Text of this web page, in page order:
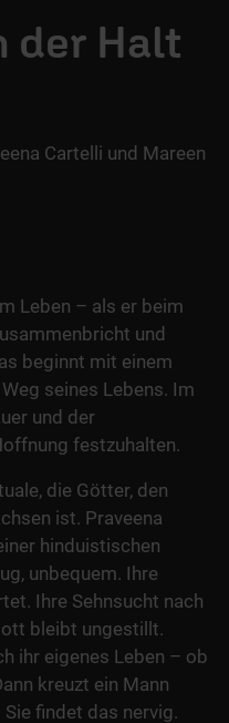
der Halt
Cartelli und Mareen
Leben – als er beim
und
beginnt mit einem
seines Lebens. Im
und der
festzuhalten.
die Götter, den
ist. Praveena
hinduistischen
unbequem. Ihre
Ihre Sehnsucht nach
bleibt ungestillt.
ihr eigenes Leben – ob
kreuzt ein Mann
findet das nervig.